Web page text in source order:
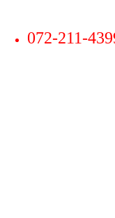
072-211-